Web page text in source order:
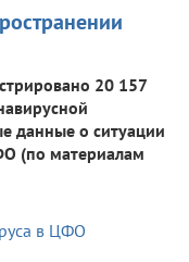
20 157
данные о ситуации
(по материалам